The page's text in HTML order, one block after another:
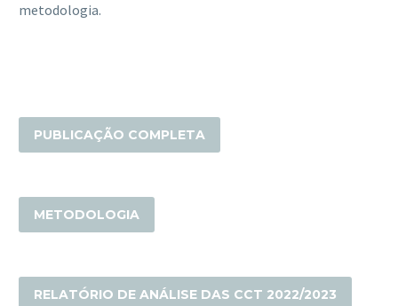
metodologia.
PUBLICAÇÃO COMPLETA
METODOLOGIA
RELATÓRIO DE ANÁLISE DAS CCT 2022/2023